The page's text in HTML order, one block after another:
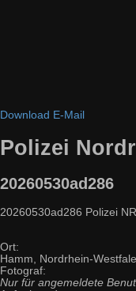
Download E-Mail
Polizei
20260530ad286
20260530ad286 Polizei
Ort:
Hamm, Nordrhein-
Fotograf:
Nur für angemeldete